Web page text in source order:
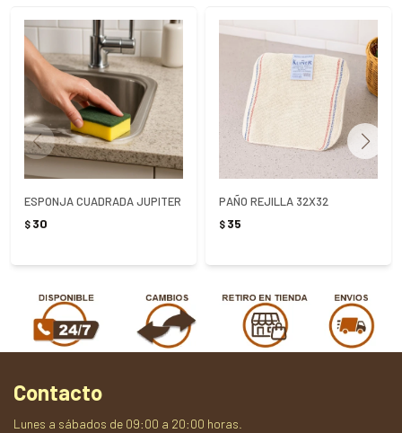
ESPONJA CUADRADA JUPITER
$ 30
PAÑO REJILLA 32X32
$ 35
Contacto
Lunes a sábados de 09:00 a 20:00 horas.